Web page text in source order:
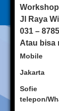
Jl Raya
031 –
Atau bisa
Mobile
Jakarta
Sofie
telepon/